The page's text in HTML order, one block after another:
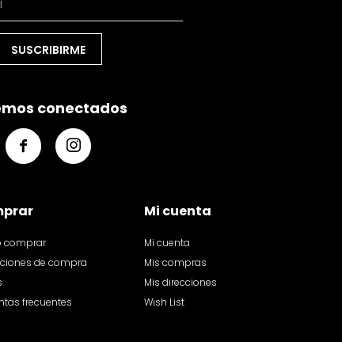
comprar
de compra
frecuentes
Mi cuenta
Mi cuenta
Mis compras
Mis direcciones
Wish List
SUSCRIBIRME
conectados
 